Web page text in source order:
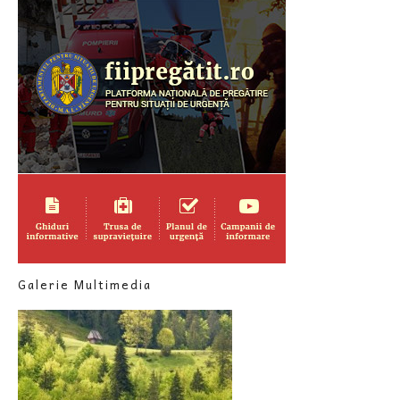
Galerie Multimedia